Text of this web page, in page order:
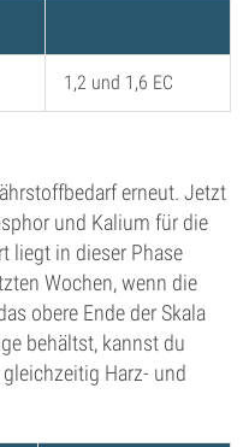
1,2 und 1,6 EC
erneut. Jetzt
und Kalium für die
liegt in dieser Phase
Wochen, wenn die
obere Ende der Skala
behältst, kannst du
Harz- und